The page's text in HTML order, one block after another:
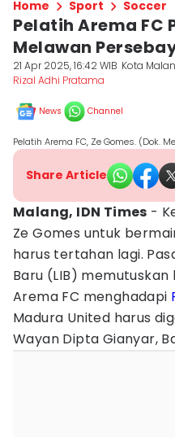
Home Sport Soccer
Pelatih Arema FC
Melawan
21 Apr 2025, 16:42 WIB Kota
Rizal Adhi Pratama
News Channel
Pelatih Arema FC, Ze Gomes. (Dok.
Share Article
Malang, IDN Times -
Ze Gomes untuk
harus tertahan lagi.
Baru (LIB)
Arema FC menghadapi
Madura United harus
Wayan Dipta Gianyar,